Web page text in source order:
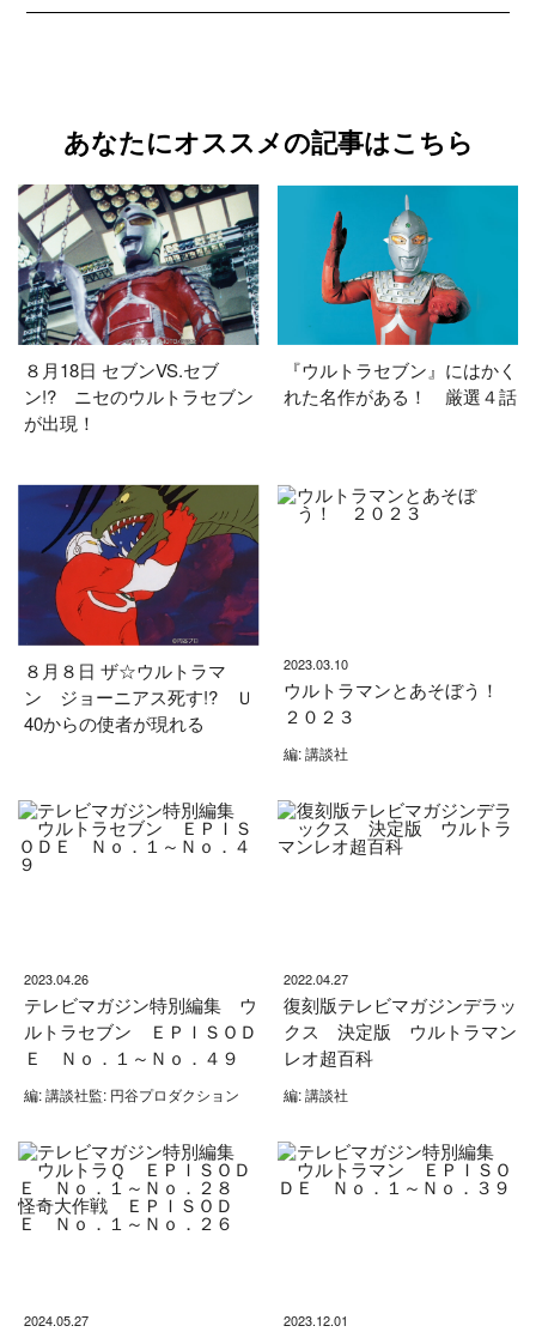
あなたにオススメの記事はこちら
８月18日 セブンVS.セブ
ン!? ニセのウルトラセブン
が出現！
『ウルトラセブン』にはかく
れた名作がある！ 厳選４話
８月８日 ザ☆ウルトラマ
ン ジョーニアス死す!? Ｕ
40からの使者が現れる
2023.03.10
ウルトラマンとあそぼう！
２０２３
編: 講談社
2023.04.26
テレビマガジン特別編集 ウ
ルトラセブン ＥＰＩＳＯＤ
Ｅ Ｎｏ．１～Ｎｏ．４９
編: 講談社監: 円谷プロダクション
2022.04.27
復刻版テレビマガジンデラッ
クス 決定版 ウルトラマン
レオ超百科
編: 講談社
2024.05.27 2023.12.01